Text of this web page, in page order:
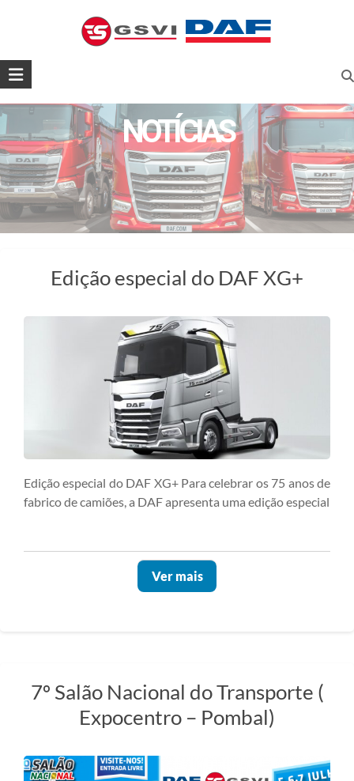
geral@gsvi.pt
GSVI,
SA
–
O
seu
concessionário
DAF
NOTÍCIAS
Edição especial do DAF XG+
Edição especial do DAF XG+ Para celebrar os 75 anos de
fabrico de camiões, a DAF apresenta uma edição especial
Ver mais
7º Salão Nacional do Transporte (
Expocentro – Pombal)